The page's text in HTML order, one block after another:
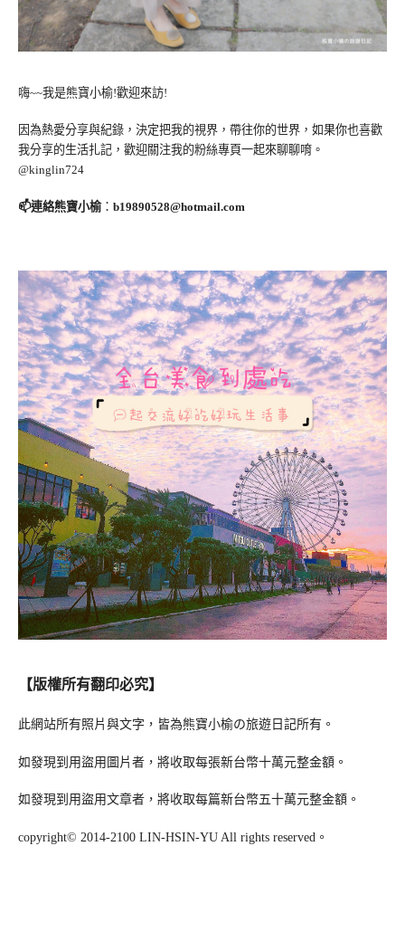
嗨~~我是熊寶小榆!歡迎來訪!
因為熱愛分享與紀錄，決定把我的視界，帶往你的世界，如果你也喜歡
我分享的生活扎記，歡迎關注我的粉絲專頁一起來聊聊唷。
@kinglin724
📫連絡熊寶小榆： b19890528@hotmail.com
【版權所有翻印必究】
此網站所有照片與文字，皆為熊寶小榆の旅遊日記所有。
如發現到用盜用圖片者，將收取每張新台幣十萬元整金額。
如發現到用盜用文章者，將收取每篇新台幣五十萬元整金額。
copyright© 2014-2100 LIN-HSIN-YU All rights reserved。